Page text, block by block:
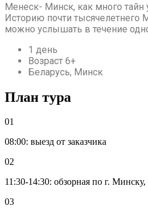
Менеск- Минск, как много тайн
Историю почти тысячелетнего
можно услышать в течение
1 день
Возраст 6+
Беларусь, Минск
План тура
01
08:00: выезд от заказчика
02
11:30-14:30: обзорная по г.
03